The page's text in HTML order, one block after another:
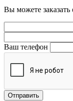
Вы можете заказать
Ваш телефон